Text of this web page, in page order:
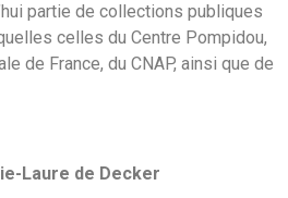
partie de collections publiques
celles du Centre Pompidou,
de France, du CNAP, ainsi que de
Laure de Decker